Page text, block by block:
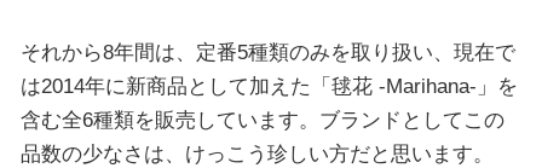
それから8年間は、定番5種類のみを取り扱い、現在で
は2014年に新商品として加えた「毬花 -Marihana-」を
含む全6種類を販売しています。ブランドとしてこの
品数の少なさは、けっこう珍しい方だと思います。